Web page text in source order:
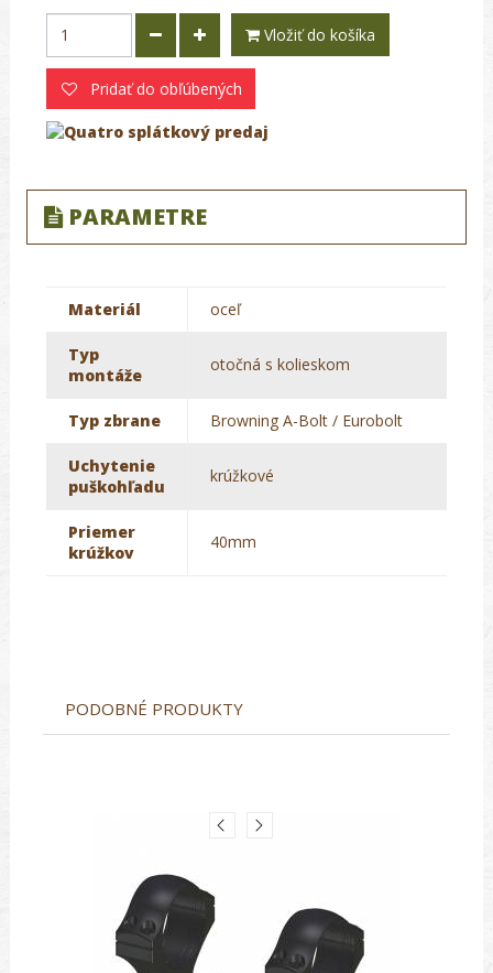
Vložiť do košíka
Pridať do obľúbených
PARAMETRE
Materiál oceľ
Typ
montáže
otočná s kolieskom
Typ zbrane Browning A-Bolt / Eurobolt
Uchytenie
puškohľadu
krúžkové
Priemer
krúžkov
40mm
PODOBNÉ PRODUKTY